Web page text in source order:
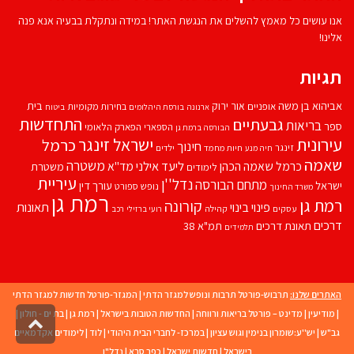
אנו עושים כל מאמץ להשלים את הנגשת האתר! במידה ונתקלת בבעיה אנא פנה
אלינו!
תגיות
אביהוא בן משהאופניים אור ירוק ארנונה בורסת היהלומים בחירות מקומיות ביטוח בית
ספרבריאותגבעתיים הבורסה ברמת גן הספארי הפארק הלאומי התחדשות
עירוניתזינגר חיה מנע חיות מחמד חינוך ילדים ישראל זינגרכרמל
שאמה כרמל שאמה הכהן לימודים ליעד אילנימד''אמשטרה משטרת
ישראל משרד החינוך מתחם הבורסהנדל''ן נופש ספורט עורך דין עיריית
רמת גן עסקים פינוי בינוי קהילה קורונה רועי ברזילי רכב רמת גן תאונות
דרכים תאונת דרכים תלמידים תמ"א 38
האתרים שלנו: תרבוש-פורטל תרבות ונופש למגזר הדתי | המגזר-פורטל חדשות למגזר הדתי
| מודיעין | מדינט – פורטל בריאות ורווחה | החדשות הטובות בישראל | רמת גן |בת ים - חולון |
גב"ש | יש''ע:שומרון בנימין וגוש עציון |במרכז- לחברי הבית היהודי |לוד |לימודים אקדמאיים
בישראל | חדשות ישראל | כפר סבא | נדל"ן